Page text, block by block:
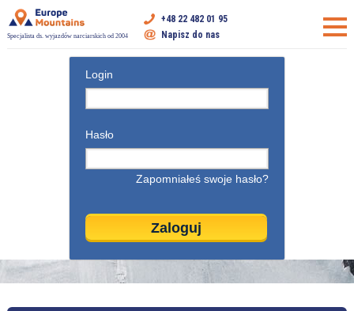
Specjalista ds. wyjazdów narciarskich od 2004
+48 22 482 01 95
Napisz do nas
Login
Hasło
Zapomniałeś swoje hasło?